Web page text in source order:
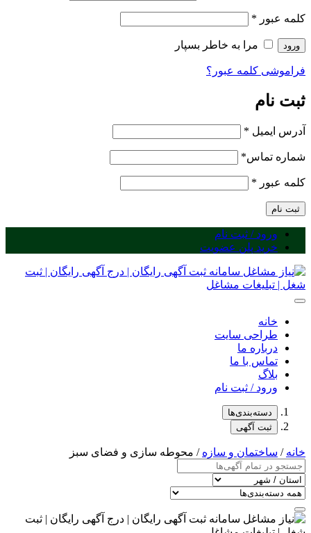
کلمه عبور *
ورود مرا به خاطر بسپار
فراموشی کلمه عبور؟
ثبت نام
آدرس ایمیل *
شماره تماس*
کلمه عبور *
ثبت نام
ورود / ثبت نام
خرید پلن عضویت
خانه
طراحی سایت
درباره ما
تماس با ما
بلاگ
ورود / ثبت نام
دسته‌بندی‌ها
ثبت آگهی
خانه / ساختمان و سازه / محوطه سازی و فضای سبز